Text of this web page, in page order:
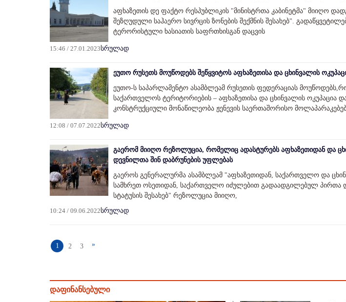
აფხაზეთის დე ფაქტო რესპუბლიკის "მინისტრთა კაბინეტმა" მიიღო
შეზღუდული საჰაერო სივრცის ზონების შექმნის შესახებ".
ტერორისტული ხასიათის საფრთხისგან დაცვის
15:46 / 27.01.2023სრულად
ეუთო რუსეთს მოუწოდებს შეწყვიტოს აფხაზეთისა და ცხინვალის
ეუთო-ს საპარლამენტო ასამბლეამ რუსეთის ფედერაციას
საქართველოს ტერიტორიების – აფხაზეთისა და ცხინვალის ოკუპაცია
კონსტრუქციული მონაწილეობა ჟენევის საერთაშორისო
12:08 / 07.07.2022სრულად
გაერომ მიიღო რეზოლუცია, რომელიც ადასტურებს აფხაზეთიდან და
დევნილთა შინ დაბრუნების უფლებას
გაეროს გენერალურმა ასამბლეამ "აფხაზეთიდან, საქართველო და
სამხრეთ ოსეთიდან, საქართველო იძულებით გადაადგილებულ
სტატუსის შესახებ" რეზოლუცია მიიღო,
10:24 / 09.06.2022სრულად
1 2 3 »
დაფინანსებული